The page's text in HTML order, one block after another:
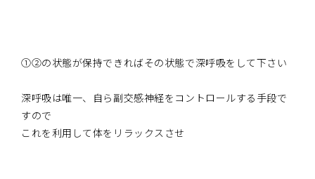
①②の状態が保持できればその状態で深呼吸をして下さい
深呼吸は唯一、自ら副交感神経をコントロールする手段で
すので
これを利用して体をリラックスさせ